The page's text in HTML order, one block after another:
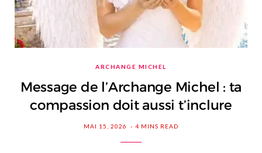
ARCHANGE MICHEL
Message de l’Archange Michel : ta
compassion doit aussi t’inclure
MAI 15, 2026 4 MINS READ